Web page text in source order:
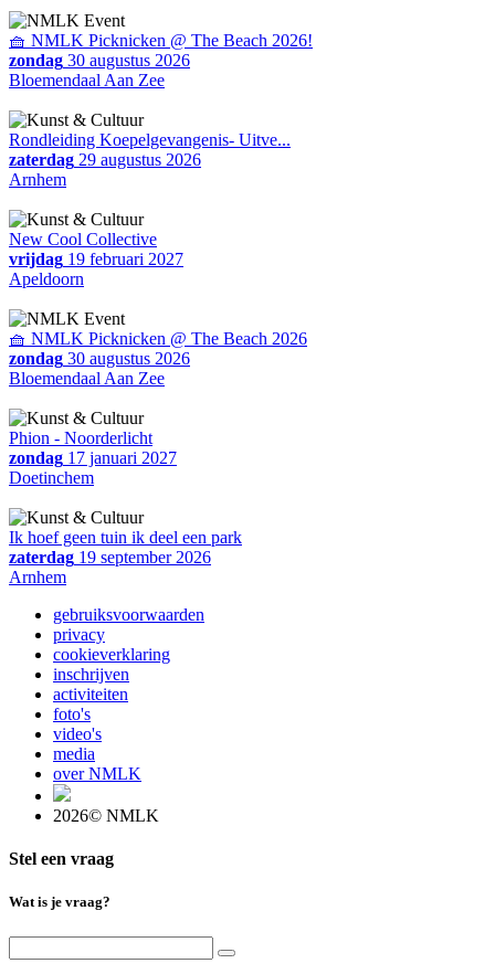
🧺 NMLK Picknicken @ The Beach 2026!
zondag 30 augustus 2026
Bloemendaal Aan Zee
Rondleiding Koepelgevangenis- Uitve...
zaterdag 29 augustus 2026
Arnhem
New Cool Collective
vrijdag 19 februari 2027
Apeldoorn
🧺 NMLK Picknicken @ The Beach 2026
zondag 30 augustus 2026
Bloemendaal Aan Zee
Phion - Noorderlicht
zondag 17 januari 2027
Doetinchem
Ik hoef geen tuin ik deel een park
zaterdag 19 september 2026
Arnhem
gebruiksvoorwaarden
privacy
cookieverklaring
inschrijven
activiteiten
foto's
video's
media
over NMLK
2026© NMLK
Stel een vraag
Wat is je vraag?